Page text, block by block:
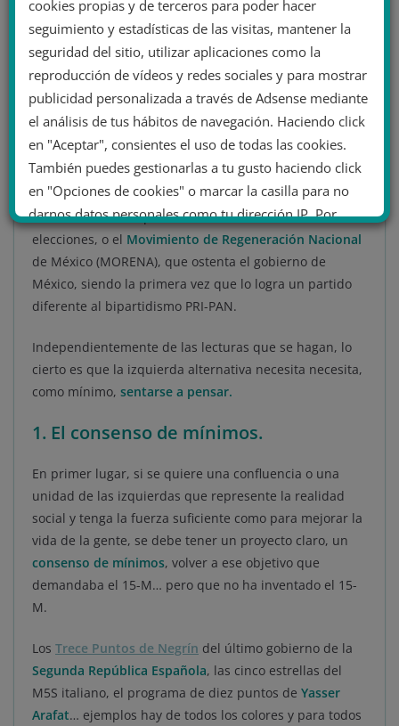
Reflexiones para
construir una nueva
izquierda
Las únicas excepciones ha estas pérdidas de la
izquierda alternativa más institucional son algunos
partidos ecologistas de Europa, que están consiguiendo
hacerle frente a la ultraderecha, el Movimiento 5
Estrellasde Italia que ha arrasado en las últimas
elecciones, o el Movimiento de Regeneración Nacional
de México (MORENA), que ostenta el gobierno de
México, siendo la primera vez que lo logra un partido
diferente al bipartidismo PRI-PAN.
Independientemente de las lecturas que se hagan, lo
cierto es que la izquierda alternativa necesita necesita,
como mínimo, sentarse a pensar.
1. El consenso de mínimos.
En primer lugar, si se quiere una confluencia o una
unidad de las izquierdas que represente la realidad
social y tenga la fuerza suficiente como para mejorar la
vida de la gente, se debe tener un proyecto claro, un
consenso de mínimos, volver a ese objetivo que
demandaba el 15-M… pero que no ha inventado el 15-
M.
Los Trece Puntos de Negrín del último gobierno de la
Segunda República Española, las cinco estrellas del
M5S italiano, el programa de diez puntos de Yasser
Arafat… ejemplos hay de todos los colores y para todos
cookies propias y de terceros para poder hacer
seguimiento y estadísticas de las visitas, mantener la
seguridad del sitio, utilizar aplicaciones como la
reproducción de vídeos y redes sociales y para mostrar
publicidad personalizada a través de Adsense mediante
el análisis de tus hábitos de navegación. Haciendo click
en "Aceptar", consientes el uso de todas las cookies.
También puedes gestionarlas a tu gusto haciendo click
en "Opciones de cookies" o marcar la casilla para no
darnos datos personales como tu dirección IP. Por
último, puedes leer nuestra Política de cookies.
No dar mi información personal
Opciones de cookies Aceptar cookies
Rechazar cookies Política de cookies